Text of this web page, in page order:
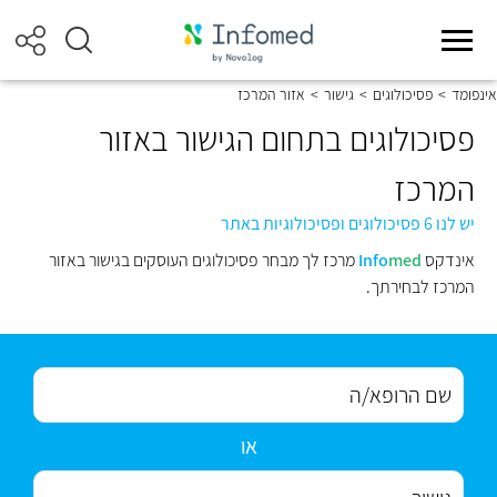
אינפומד > פסיכולוגים > גישור > אזור המרכז
פסיכולוגים בתחום הגישור באזור
המרכז
יש לנו 6 פסיכולוגים ופסיכולוגיות באתר
אינדקס
Infomed
מרכז לך מבחר פסיכולוגים העוסקים בגישור באזור
המרכז לבחירתך.
או